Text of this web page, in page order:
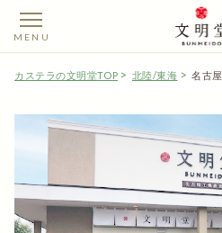
【
カステラの文明堂TOP 北陸/東海 名古